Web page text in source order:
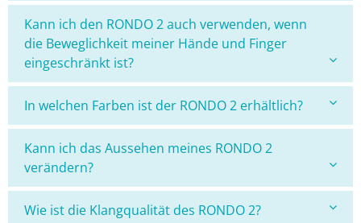
Kann ich den RONDO 2 auch verwenden, wenn
die Beweglichkeit meiner Hände und Finger
eingeschränkt ist?
In welchen Farben ist der RONDO 2 erhältlich?
Kann ich das Aussehen meines RONDO 2
verändern?
Wie ist die Klangqualität des RONDO 2?